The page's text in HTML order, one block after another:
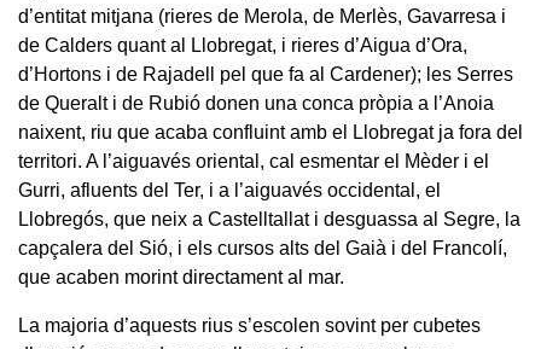
d’entitat mitjana (rieres de Merola, de Merlès, Gavarresa i
de Calders quant al Llobregat, i rieres d’Aigua d’Ora,
d’Hortons i de Rajadell pel que fa al Cardener); les Serres
de Queralt i de Rubió donen una conca pròpia a l’Anoia
naixent, riu que acaba confluint amb el Llobregat ja fora del
territori. A l’aiguavés oriental, cal esmentar el Mèder i el
Gurri, afluents del Ter, i a l’aiguavés occidental, el
Llobregós, que neix a Castelltallat i desguassa al Segre, la
capçalera del Sió, i els cursos alts del Gaià i del Francolí,
que acaben morint directament al mar.
La majoria d’aquests rius s’escolen sovint per cubetes